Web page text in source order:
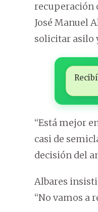
recuperación
José Manuel
solicitar asilo
“Está mejor
casi de
decisión del
Albares
“No vamos a